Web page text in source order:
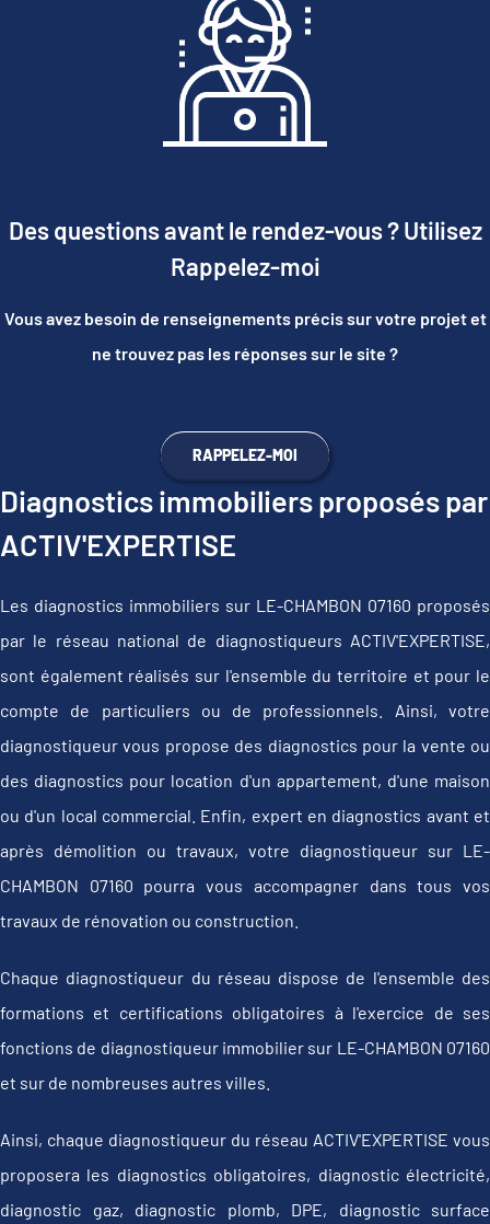
Des questions avant le rendez-vous ? Utilisez
Rappelez-moi
Vous avez besoin de renseignements précis sur votre projet et
ne trouvez pas les réponses sur le site ?
RAPPELEZ-MOI
Diagnostics immobiliers proposés par
ACTIV'EXPERTISE
Les diagnostics immobiliers sur LE-CHAMBON 07160 proposés
par le réseau national de diagnostiqueurs ACTIV'EXPERTISE,
sont également réalisés sur l'ensemble du territoire et pour le
compte de particuliers ou de professionnels. Ainsi, votre
diagnostiqueur vous propose des diagnostics pour la vente ou
des diagnostics pour location d'un appartement, d'une maison
ou d'un local commercial. Enfin, expert en diagnostics avant et
après démolition ou travaux, votre diagnostiqueur sur LE-
CHAMBON 07160 pourra vous accompagner dans tous vos
travaux de rénovation ou construction.
Chaque diagnostiqueur du réseau dispose de l'ensemble des
formations et certifications obligatoires à l'exercice de ses
fonctions de diagnostiqueur immobilier sur LE-CHAMBON 07160
et sur de nombreuses autres villes.
Ainsi, chaque diagnostiqueur du réseau ACTIV'EXPERTISE vous
proposera les diagnostics obligatoires, diagnostic électricité,
diagnostic gaz, diagnostic plomb, DPE, diagnostic surface